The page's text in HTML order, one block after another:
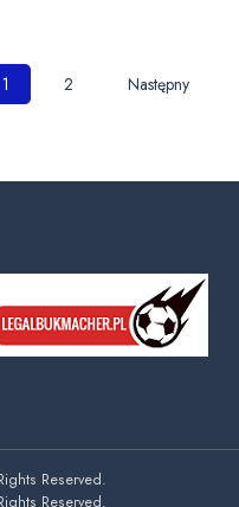
1 2 Następny
Reserved.
Reserved.